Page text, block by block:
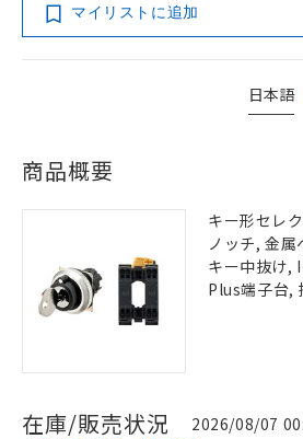
マイリストに追加
日本語
商品概要
キー形セレ
ノッチ, 金
キー中抜け,
Plus端子台,
在庫/販売状況
2026/08/07